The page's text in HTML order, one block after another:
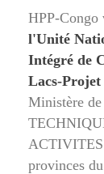
HPP-Congo
l'Unité
Intégré de
Lacs-
Ministère
provinces